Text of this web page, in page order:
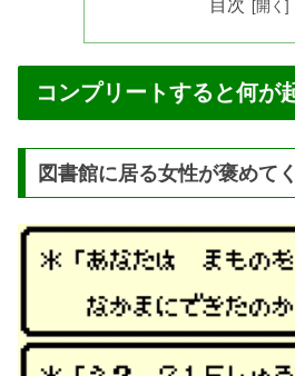
目次
コンプリートすると何が
図書館に居る女性が褒めて